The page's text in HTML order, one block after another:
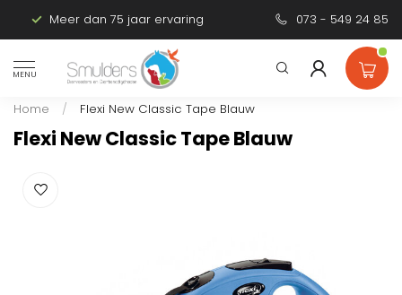
Meer dan 75 jaar ervaring Persoonlijk
073 - 549 24 85
MENU
Home / Flexi New Classic Tape Blauw
Flexi New Classic Tape Blauw